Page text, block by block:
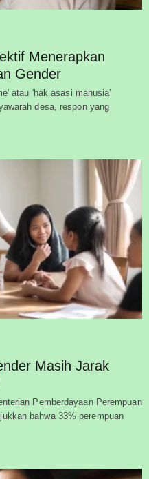
Menerapkan
Gender
atau 'hak asasi manusia'
desa, respon yang
Masih Jarak
Pemberdayaan Perempuan
bahwa 33% perempuan